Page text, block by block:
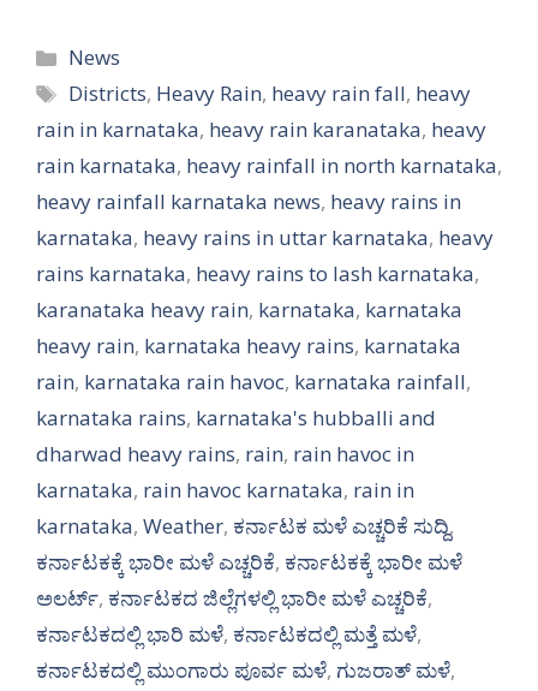
Categories
News
Tags
Districts, Heavy Rain, heavy rain fall, heavy
rain in karnataka, heavy rain karanataka, heavy
rain karnataka, heavy rainfall in north karnataka,
heavy rainfall karnataka news, heavy rains in
karnataka, heavy rains in uttar karnataka, heavy
rains karnataka, heavy rains to lash karnataka,
karanataka heavy rain, karnataka, karnataka
heavy rain, karnataka heavy rains, karnataka
rain, karnataka rain havoc, karnataka rainfall,
karnataka rains, karnataka's hubballi and
dharwad heavy rains, rain, rain havoc in
karnataka, rain havoc karnataka, rain in
karnataka, Weather, ಕರ್ನಾಟಕ ಮಳೆ ಎಚ್ಚರಿಕೆ ಸುದ್ದಿ,
ಕರ್ನಾಟಕಕ್ಕೆ ಭಾರೀ ಮಳೆ ಎಚ್ಚರಿಕೆ, ಕರ್ನಾಟಕಕ್ಕೆ ಭಾರೀ ಮಳೆ
ಅಲರ್ಟ್‌, ಕರ್ನಾಟಕದ ಜಿಲ್ಲೆಗಳಲ್ಲಿ ಭಾರೀ ಮಳೆ ಎಚ್ಚರಿಕೆ,
ಕರ್ನಾಟಕದಲ್ಲಿ ಭಾರಿ ಮಳೆ, ಕರ್ನಾಟಕದಲ್ಲಿ ಮತ್ತೆ ಮಳೆ,
ಕರ್ನಾಟಕದಲ್ಲಿ ಮುಂಗಾರು ಪೂರ್ವ ಮಳೆ, ಗುಜರಾತ್ ಮಳೆ,